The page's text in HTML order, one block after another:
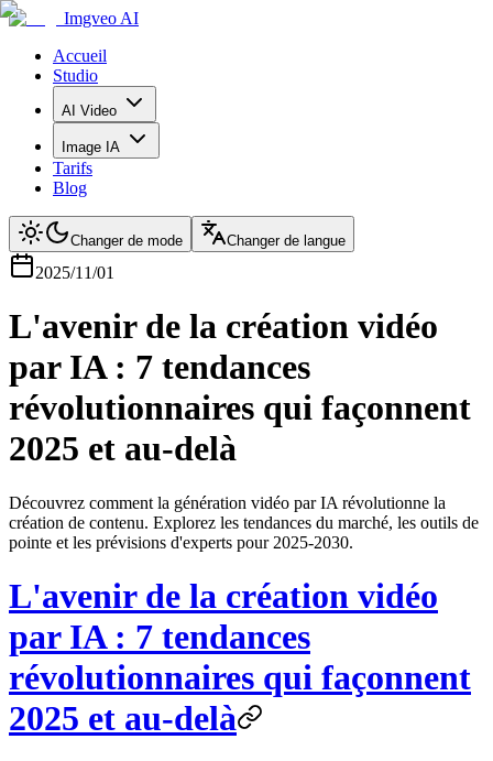
Imgveo AI
Accueil
Studio
AI Video
Image IA
Tarifs
Blog
Changer de mode Changer de langue
2025/11/01
L'avenir de la création vidéo
par IA : 7 tendances
révolutionnaires qui façonnent
2025 et au-delà
Découvrez comment la génération vidéo par IA révolutionne la
création de contenu. Explorez les tendances du marché, les outils de
pointe et les prévisions d'experts pour 2025-2030.
L'avenir de la création vidéo
par IA : 7 tendances
révolutionnaires qui façonnent
2025 et au-delà